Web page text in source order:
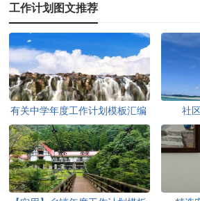
工作计划图文推荐
有关中学年度工作计划模板汇编
十篇
社